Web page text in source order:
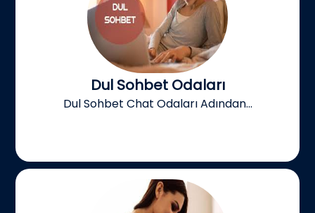
Dul Sohbet Odaları
Dul Sohbet Chat Odaları Adından...